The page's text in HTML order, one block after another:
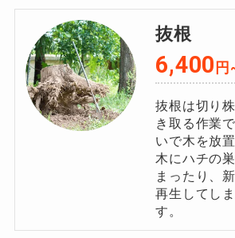
抜根
6,400
抜根は切り
き取る作業
いで木を放
木にハチの
まったり、
再生してし
す。